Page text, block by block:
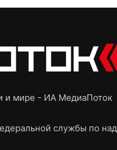
и мире - ИА МедиаПоток
службы по